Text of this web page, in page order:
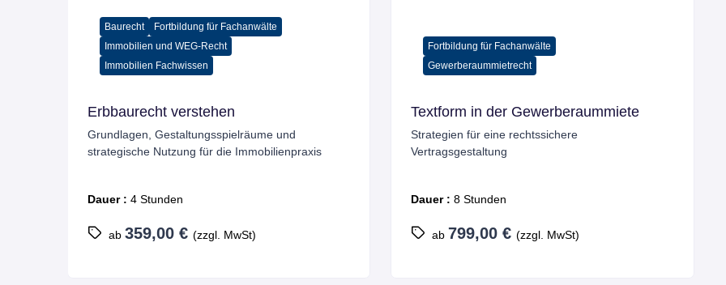
Fortbildung für Fachanwälte
Gewerberaummietrecht
Textform in der Gewerberaummiete
Strategien für eine rechtssichere
Vertragsgestaltung
Dauer : 8 Stunden
ab 799,00 €(zzgl. MwSt)
Immobilien und WEG-Recht
Immobilien Fachwissen
Erbbaurecht verstehen
Grundlagen, Gestaltungsspielräume und
strategische Nutzung für die Immobilienpraxis
Dauer : 4 Stunden
ab 359,00 €(zzgl. MwSt)